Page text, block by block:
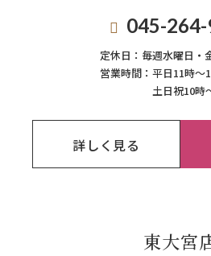
045-
定休日： 毎週⽔曜⽇‧
営業時間： 平日11時～
土日祝10時
詳しく見る
東大宮